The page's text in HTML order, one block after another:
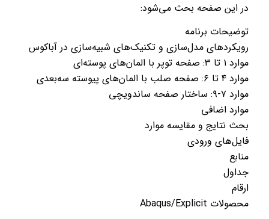
در این صفحه بحث می‌شود:
توضیحات برنامه
رویکردهای مدل‌سازی و تکنیک‌های شبیه‌سازی در آباکوس
موارد ۱ تا ۳: صفحه توپر با المان‌های پوسته‌ای
موارد ۴ تا ۶: صفحه صلب با المان‌های پیوسته سه‌بعدی
موارد ۷-۹: ساختار صفحه ساندویچی
موارد اضافی
بحث نتایج و مقایسه موارد
فایل‌های ورودی
منابع
جداول
ارقام
محصولات Abaqus/Explicit